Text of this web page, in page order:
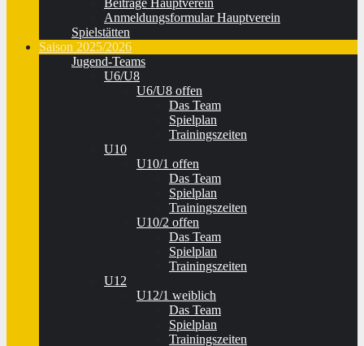
Beiträge Hauptverein
Anmeldungsformular Hauptverein
Spielstätten
Saison 2025/2026
Jugend-Teams
U6/U8
U6/U8 offen
Das Team
Spielplan
Trainingszeiten
U10
U10/1 offen
Das Team
Spielplan
Trainingszeiten
U10/2 offen
Das Team
Spielplan
Trainingszeiten
U12
U12/1 weiblich
Das Team
Spielplan
Trainingszeiten